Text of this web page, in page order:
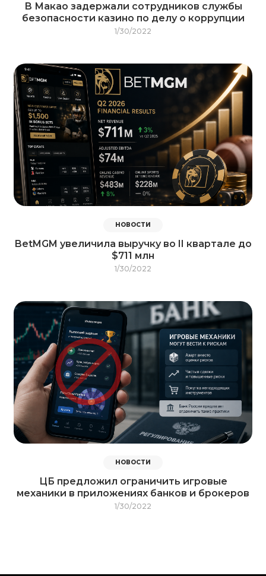
В Макао задержали сотрудников службы
безопасности казино по делу о коррупции
1/30/2022
НОВОСТИ
BetMGM увеличила выручку во II квартале до
$711 млн
1/30/2022
НОВОСТИ
ЦБ предложил ограничить игровые
механики в приложениях банков и брокеров
1/30/2022